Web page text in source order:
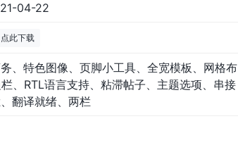
04-22
点此下载
、特色图像、页脚小工具、全宽模板、网格布
、RTL语言支持、粘滞帖子、主题选项、串接
翻译就绪、两栏